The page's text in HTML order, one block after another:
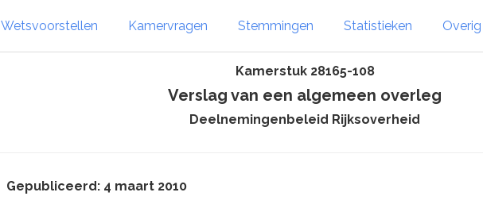
Wetsvoorstellen Kamervragen Stemmingen Statistieken
Kamerstuk 28165-108
Verslag van een algemeen overleg
Deelnemingenbeleid Rijksoverheid
Gepubliceerd: 4 maart 2010